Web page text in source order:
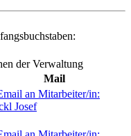
der Verwaltung
Mail